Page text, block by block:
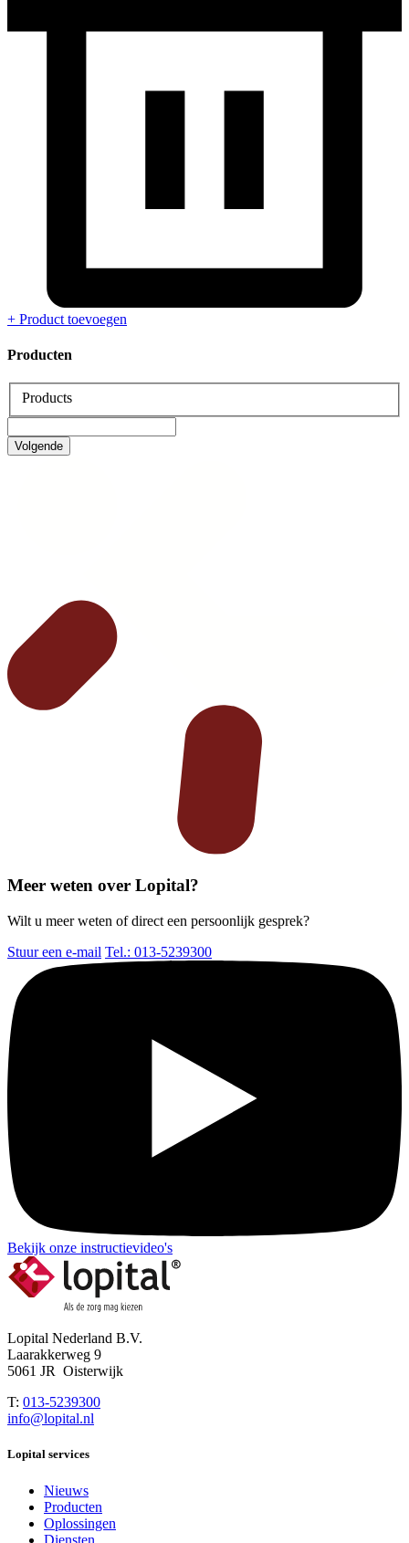
+ Product toevoegen
Producten
Products
Meer weten over Lopital?
Wilt u meer weten of direct een persoonlijk gesprek?
Stuur een e-mail Tel.: 013-5239300
Bekijk onze instructievideo's
Lopital Nederland B.V.
Laarakkerweg 9
5061 JR Oisterwijk
T: 013-5239300
info@lopital.nl
Lopital services
Nieuws
Producten
Oplossingen
Diensten